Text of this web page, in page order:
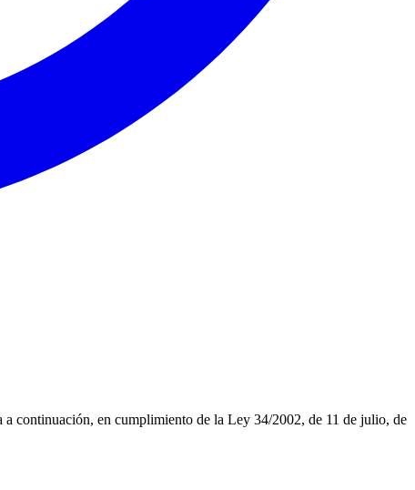
continuación, en cumplimiento de la Ley 34/2002, de 11 de julio, de